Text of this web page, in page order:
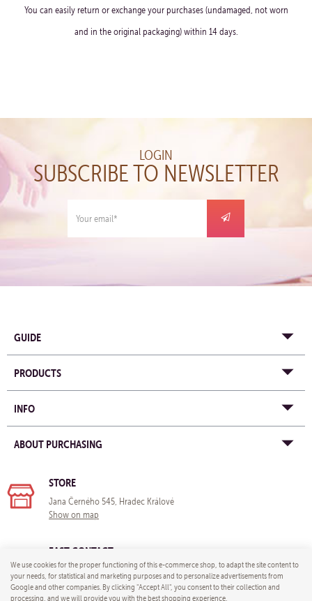
You can easily return or exchange your purchases (undamaged, not worn
and in the original packaging) within 14 days.
LOGIN
SUBSCRIBE TO NEWSLETTER
GUIDE
PRODUCTS
INFO
ABOUT PURCHASING
STORE
Jana Černého 545, Hradec Králové
Show on map
FAST CONTACT
e-mail:info@yogastore-shop.com
We use cookies for the proper functioning of this e-commerce shop, to adapt the site content to
your needs, for statistical and marketing purposes and to personalize advertisements from
Google and other companies. By clicking "Accept All", you consent to their collection and
processing, and we will provide you with the best shopping experience.